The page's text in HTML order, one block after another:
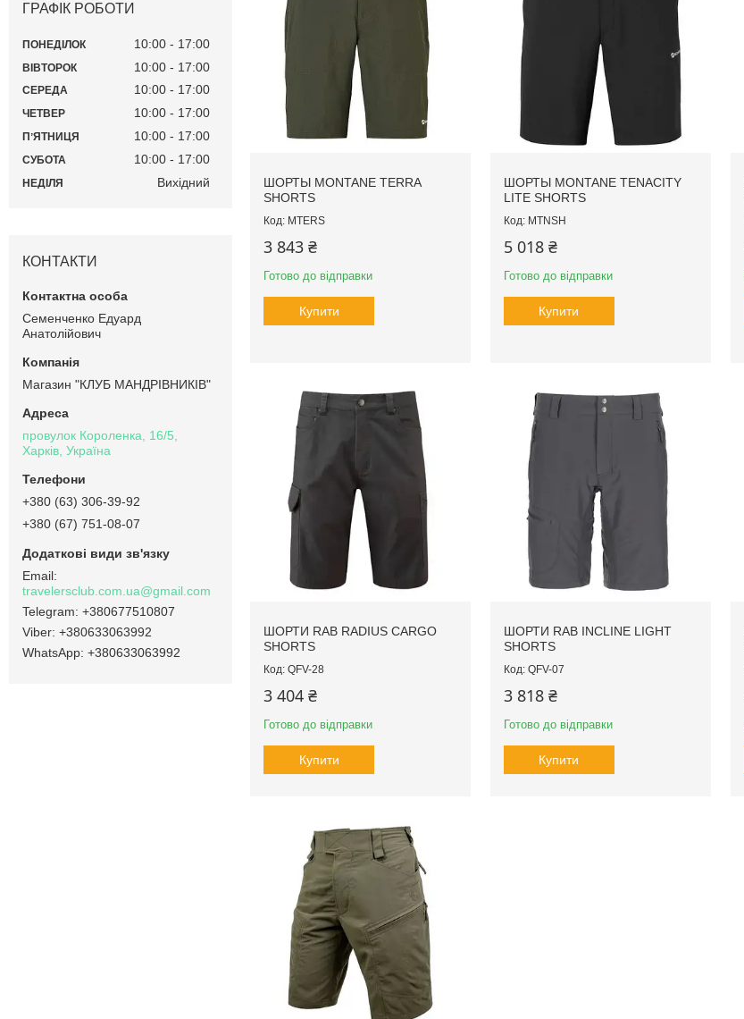
ШОРТЫ MONTANE TERRA
SHORTS
MTERS
3 843 ₴
Готово до відправки
Купити
ШОРТЫ MONTANE TENACITY
LITE SHORTS
MTNSH
5 018 ₴
Готово до відправки
Купити
ШОРТИ RAB RADIUS CARGO
SHORTS
QFV-28
3 404 ₴
Готово до відправки
Купити
ШОРТИ RAB INCLINE LIGHT
SHORTS
QFV-07
3 818 ₴
Готово до відправки
Купити
ГРАФІК РОБОТИ
ПОНЕДІЛОК 10:00 17:00
ВІВТОРОК 10:00 17:00
СЕРЕДА 10:00 17:00
ЧЕТВЕР 10:00 17:00
ПʼЯТНИЦЯ 10:00 17:00
СУБОТА 10:00 17:00
НЕДІЛЯ Вихідний
КОНТАКТИ
Семенченко Едуард
Анатолійович
Магазин "КЛУБ МАНДРІВНИКІВ"
провулок Короленка, 16/5,
Харків, Україна
+380 (63) 306-39-92
+380 (67) 751-08-07
travelersclub.com.ua@gmail.com
+380677510807
+380633063992
+380633063992